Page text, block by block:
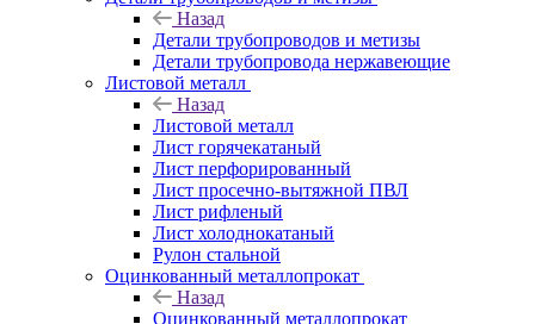
Назад
Детали трубопроводов и метизы
Детали трубопровода нержавеющие
Листовой металл
Назад
Листовой металл
Лист горячекатаный
Лист перфорированный
Лист просечно-вытяжной ПВЛ
Лист рифленый
Лист холоднокатаный
Рулон стальной
Оцинкованный металлопрокат
Назад
Оцинкованный металлопрокат